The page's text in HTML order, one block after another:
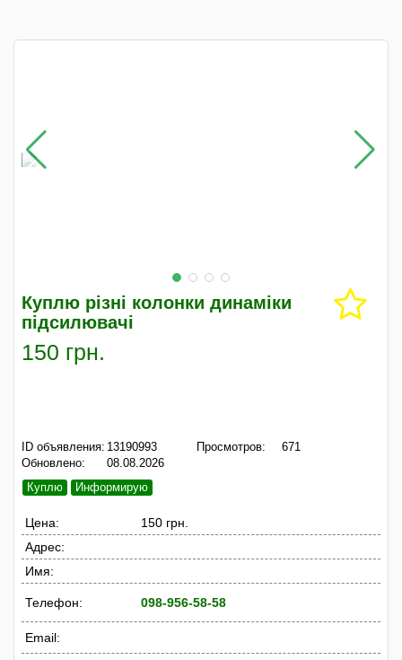
Куплю різні колонки динаміки
підсилювачі
150 грн.
ID объявления: 13190993
Обновлено:
08.08.2026
Просмотров: 671
Куплю Информирую
Цена:
150 грн.
Адрес:
Имя:
Телефон: 098-956-58-58
Email: